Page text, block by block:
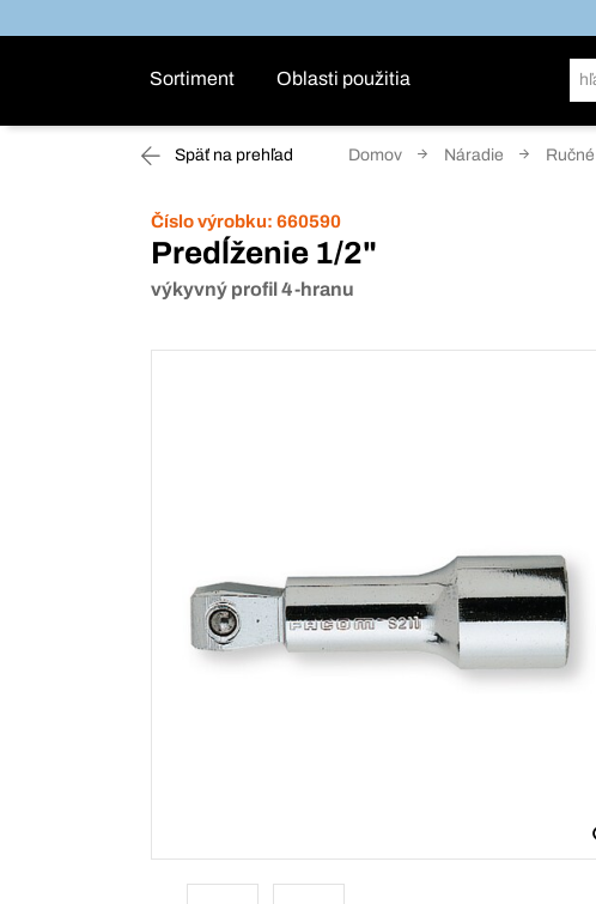
Sortiment Oblasti použitia
Späť na prehľad Domov Náradie
Číslo výrobku: 660590
Predĺženie 1/2"
výkyvný profil 4-hranu